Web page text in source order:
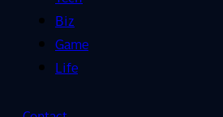
Biz
Game
Life